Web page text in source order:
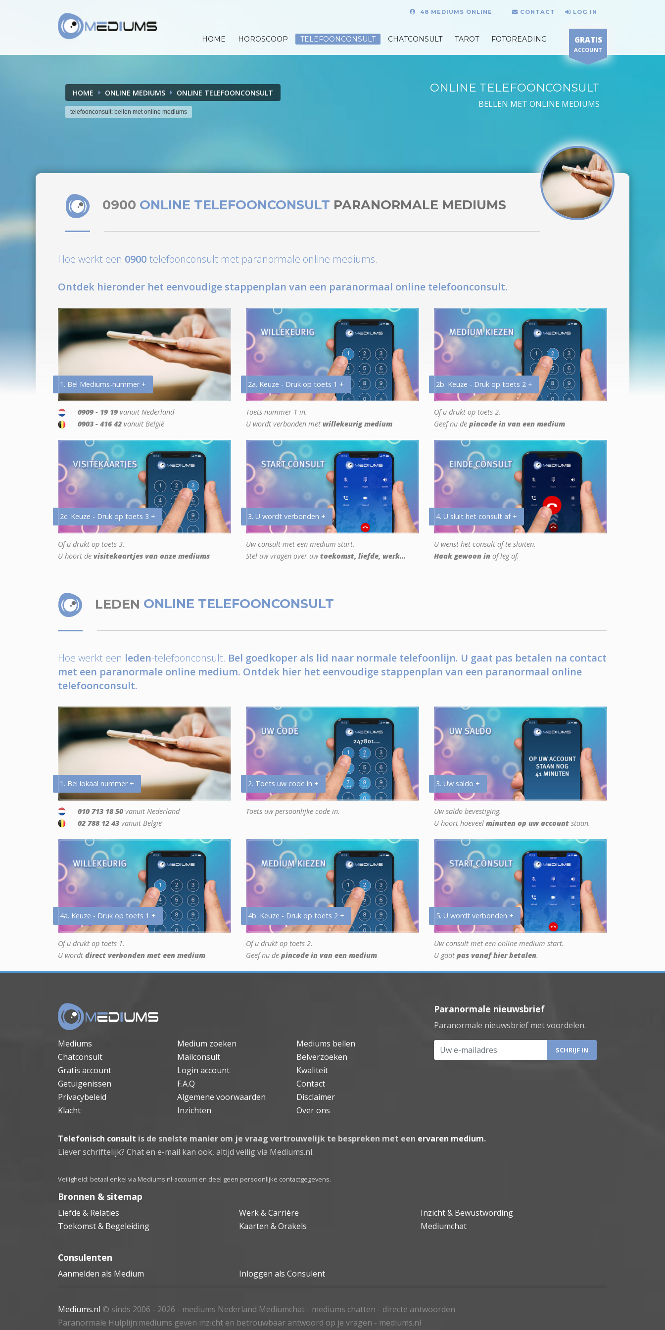
48 MEDIUMS ONLINE CONTACT LOG IN
HOME HOROSCOOP TELEFOONCONSULT CHATCONSULT TAROT FOTOREADING GRATIS
ACCOUNT
HOME ONLINE MEDIUMS ONLINE TELEFOONCONSULT
telefoonconsult: bellen met online mediums
ONLINE TELEFOONCONSULT
BELLEN MET ONLINE MEDIUMS
0900 ONLINE TELEFOONCONSULT PARANORMALE MEDIUMS
Hoe werkt een 0900-telefoonconsult met paranormale online mediums.
Ontdek hieronder het eenvoudige stappenplan van een paranormaal online telefoonconsult.
1. Bel Mediums-nummer +
0909 - 19 19 vanuit Nederland
0903 - 416 42 vanuit België
2a. Keuze - Druk op toets 1 +
Toets nummer 1 in.
U wordt verbonden met willekeurig medium
2b. Keuze - Druk op toets 2 +
Of u drukt op toets 2.
Geef nu de pincode in van een medium
2c. Keuze - Druk op toets 3 +
Of u drukt op toets 3.
U hoort de visitekaartjes van onze mediums
3. U wordt verbonden +
Uw consult met een medium start.
Stel uw vragen over uwtoekomst, liefde, werk...
4. U sluit het consult af +
U wenst het consult af te sluiten.
Haak gewoon in of leg af.
LEDEN ONLINE TELEFOONCONSULT
Hoe werkt een leden-telefoonconsult. Bel goedkoper als lid naar normale telefoonlijn. U gaat pas betalen na contact
met een paranormale online medium. Ontdek hier het eenvoudige stappenplan van een paranormaal online
telefoonconsult.
1. Bel lokaal nummer +
010 713 18 50 vanuit Nederland
02 788 12 43 vanuit België
2. Toets uw code in +
Toets uw persoonlijke code in.
3. Uw saldo +
Uw saldo bevestiging.
U hoort hoeveel minuten op uw account staan.
4a. Keuze - Druk op toets 1 +
Of u drukt op toets 1.
U wordt direct verbonden met een medium
4b. Keuze - Druk op toets 2 +
Of u drukt op toets 2.
Geef nu de pincode in van een medium
5. U wordt verbonden +
Uw consult met een online medium start.
U gaat pas vanaf hier betalen.
Mediums Medium zoeken
Mediums bellen
Chatconsult
Mailconsult
Belverzoeken
Gratis account
Login account
Kwaliteit
Getuigenissen
F.A.Q
Contact
Privacybeleid
Algemene voorwaarden
Disclaimer
Klacht
Inzichten Over ons
Paranormale nieuwsbrief
Paranormale nieuwsbrief met voordelen.
Uw e-mailadres
Telefonisch consult is de snelste manier om je vraag vertrouwelijk te bespreken met een ervaren medium.
Liever schriftelijk? Chat en e-mail kan ook, altijd veilig via Mediums.nl.
Veiligheid: betaal enkel via Mediums.nl-account en deel geen persoonlijke contactgegevens.
Bronnen & sitemap
Liefde & Relaties Werk & Carrière
Inzicht & Bewustwording
Toekomst & Begeleiding
Kaarten & Orakels Mediumchat
Consulenten
Aanmelden als Medium Inloggen als Consulent
Mediums.nl © sinds 2006 - 2026 - mediums Nederland Mediumchat - mediums chatten - directe antwoorden
Paranormale Hulplijn:mediums geven inzicht en betrouwbaar antwoord op je vragen - mediums.nl